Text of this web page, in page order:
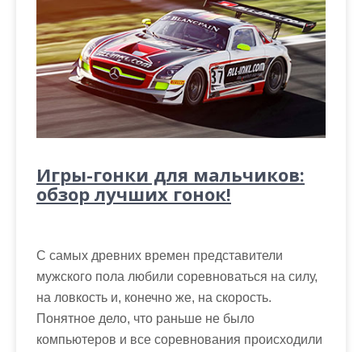
Игры-гонки для мальчиков:
обзор лучших гонок!
С самых древних времен представители
мужского пола любили соревноваться на силу,
на ловкость и, конечно же, на скорость.
Понятное дело, что раньше не было
компьютеров и все соревнования происходили